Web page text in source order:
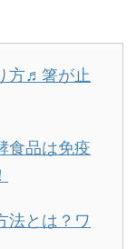
方♬箸が止
食品は免疫
法とは？ワ